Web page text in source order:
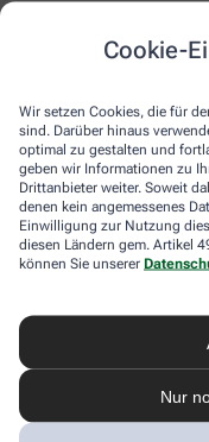
Cookie-
Wir setzen Cookies, die für
sind. Darüber hinaus
optimal zu gestalten und
geben wir Informationen zu
Drittanbieter weiter. Soweit
denen kein angemessenes
Einwilligung zur Nutzung
diesen Ländern gem. Artikel
können Sie unserer
Nur
Das Risiko von
auch
Teller etc. Auch
beachten!
Immer auf